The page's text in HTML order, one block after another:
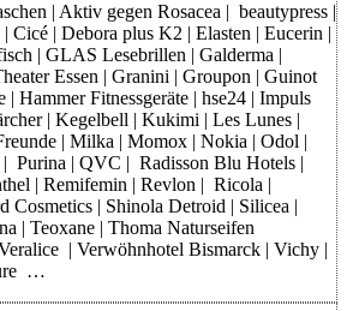
| Aktiv gegen Rosacea | beautypress |
Cicé | Debora plus K2 | Elasten | Eucerin |
| GLAS Lesebrillen | Galderma |
Essen | Granini | Groupon | Guinot
Hammer Fitnessgeräte | hse24 | Impuls
| Kegelbell | Kukimi | Les Lunes |
| Milka | Momox | Nokia | Odol |
Purina | QVC | Radisson Blu Hotels |
| Remifemin | Revlon | Ricola |
Cosmetics | Shinola Detroid | Silicea |
| Teoxane | Thoma Naturseifen
| Verwöhnhotel Bismarck | Vichy |
…